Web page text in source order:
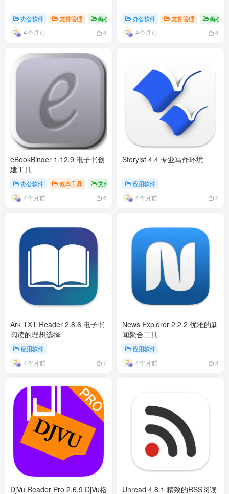
办公软件 文件管理 编程开发
4个月前 8
办公软件 文件管理 编程开
4个月前 8
eBookBinder 1.12.9 电子书创
建工具
办公软件 效率工具 文件管理
4个月前 6
Storyist 4.4 专业写作环境
应用软件
4个月前 2
Ark TXT Reader 2.8.6 电子书
阅读的理想选择
应用软件
4个月前 7
News Explorer 2.2.2 优雅的新
闻聚合工具
应用软件
4个月前 8
DjVu Reader Pro 2.6.9 DjVu格 Unread 4.8.1 精致的RSS阅读